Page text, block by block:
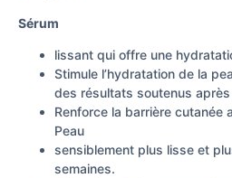
Sérum
lissant qui offre une
Stimule l’hydratation de la
des résultats soutenus
Renforce la barrière cutanée
Peau
sensiblement plus lisse et
semaines.